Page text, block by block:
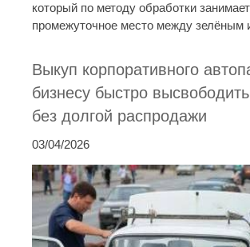
который по методу обработки занимает
промежуточное место между зелёным
Выкуп корпоративного
бизнесу быстро
без долгой распродажи
03/04/2026